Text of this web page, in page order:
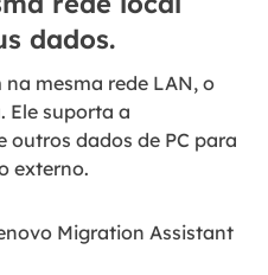
dados.
na mesma rede LAN, o
Ele suporta a
outros dados de PC para
externo.
Migration Assistant